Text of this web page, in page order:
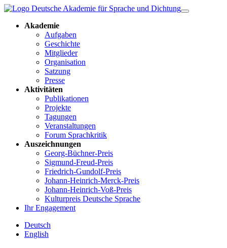
Akademie
Aufgaben
Geschichte
Mitglieder
Organisation
Satzung
Presse
Aktivitäten
Publikationen
Projekte
Tagungen
Veranstaltungen
Forum Sprachkritik
Auszeichnungen
Georg-Büchner-Preis
Sigmund-Freud-Preis
Friedrich-Gundolf-Preis
Johann-Heinrich-Merck-Preis
Johann-Heinrich-Voß-Preis
Kulturpreis Deutsche Sprache
Ihr Engagement
Deutsch
English